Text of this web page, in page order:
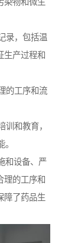
染物和微生
录，包括温
生产过程和
的工序和流
训和教育，
和设备、严
理的工序和
障了药品生